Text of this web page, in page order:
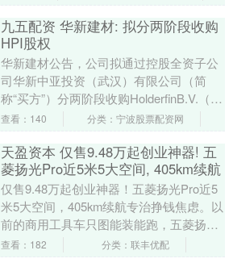
九五配资 华新建材: 拟分两阶段收购
HPI股权
华新建材公告，公司拟通过控股全资子公
司华新中亚投资（武汉）有限公司（简
称“买方”）分两阶段收购HolderfinB.V.（简
称“卖方”）间接及直接持有的Holc....
查看：140 分类：宁波股票配资网
天盈资本 仅售9.48万起创业神器! 五
菱扬光Pro近5米5大空间, 405km续航
仅售9.48万起创业神器！五菱扬光Pro近5
米5大空间，405km续航专治挣钱焦虑。以
前的商用工具车只图能装能跑，五菱扬光
Pro直接把省钱和好用焊死在了身上。 ....
查看：182 分类：联丰优配